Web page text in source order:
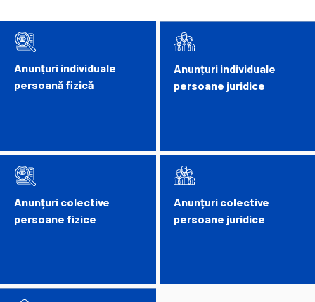
Anunțuri individuale
persoană fizică
Anunțuri colective
persoane fizice
Anunțuri individuale
persoane juridice
Anunțuri colective
persoane juridice